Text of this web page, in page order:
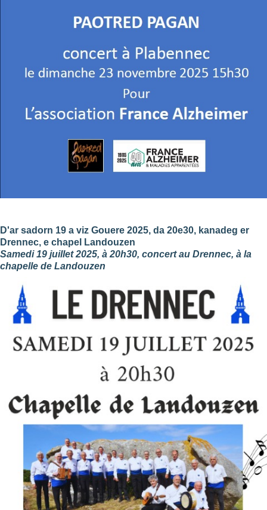
D'ar sadorn 19 a viz Gouere 2025, da 20e30, kanadeg er
Drennec, e chapel Landouzen
Samedi 19 juillet 2025, à 20h30, concert au Drennec, à la
chapelle de Landouzen